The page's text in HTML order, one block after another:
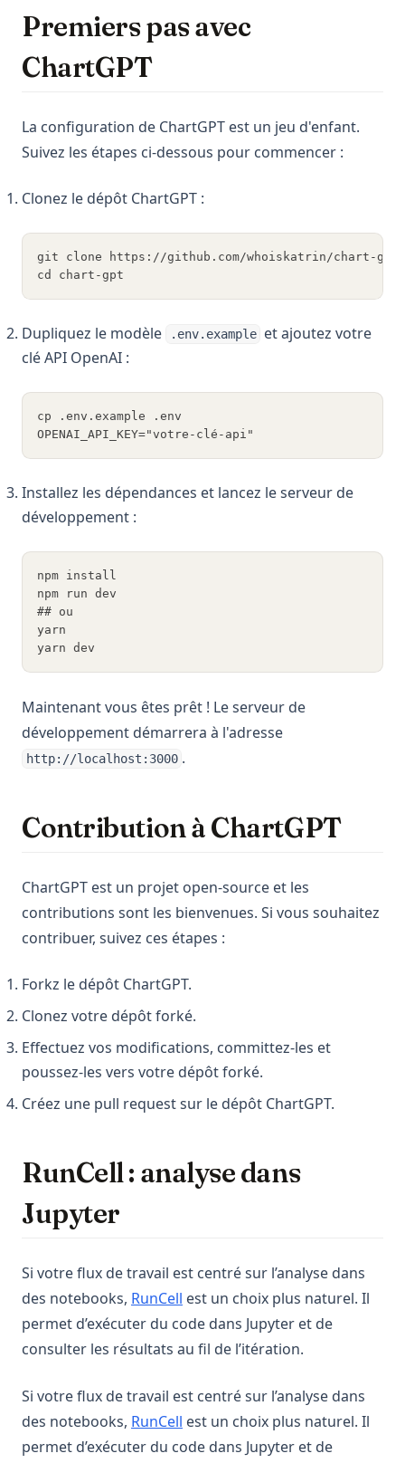
Premiers pas avec
ChartGPT
La configuration de ChartGPT est un jeu d'enfant.
Suivez les étapes ci-dessous pour commencer :
Clonez le dépôt ChartGPT :
git clone https://github.com/whoiskatrin/chart-
cd chart-gpt
Dupliquez le modèle .env.example et ajoutez votre
clé API OpenAI :
cp .env.example .env
OPENAI_API_KEY="votre-clé-api"
Installez les dépendances et lancez le serveur de
développement :
npm install
npm run dev
## ou
yarn
yarn dev
Maintenant vous êtes prêt ! Le serveur de
développement démarrera à l'adresse
http://localhost:3000 .
Contribution à ChartGPT
ChartGPT est un projet open-source et les
contributions sont les bienvenues. Si vous souhaitez
contribuer, suivez ces étapes :
Forkz le dépôt ChartGPT.
Clonez votre dépôt forké.
Effectuez vos modifications, committez-les et
poussez-les vers votre dépôt forké.
Créez une pull request sur le dépôt ChartGPT.
RunCell : analyse dans
Jupyter
Si votre flux de travail est centré sur l’analyse dans
des notebooks, RunCell (opens in a new tab)
est un choix plus naturel. Il
permet d’exécuter du code dans Jupyter et de
consulter les résultats au fil de l’itération.
Si votre flux de travail est centré sur l’analyse dans
des notebooks, RunCell (opens in a new tab)
est un choix plus naturel. Il
permet d’exécuter du code dans Jupyter et de